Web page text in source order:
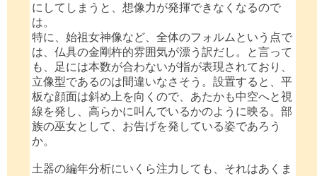
にしてしまうと、想像力が発揮できなくなるので
は。
特に、始祖女神像など、全体のフォルムという点で
は、仏具の金剛杵的雰囲気が漂う訳だし。と言って
も、足には本数が合わないが指が表現されており、
立像型であるのは間違いなさそう。設置すると、平
板な顔面は斜め上を向くので、あたかも中空へと視
線を発し、高らかに叫んでいるかのように映る。部
族の巫女として、お告げを発している姿であろう
か。
土器の編年分析にいくら注力しても、それはあくま